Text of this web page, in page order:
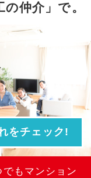
仲介」で。
をチェック!
もマンション